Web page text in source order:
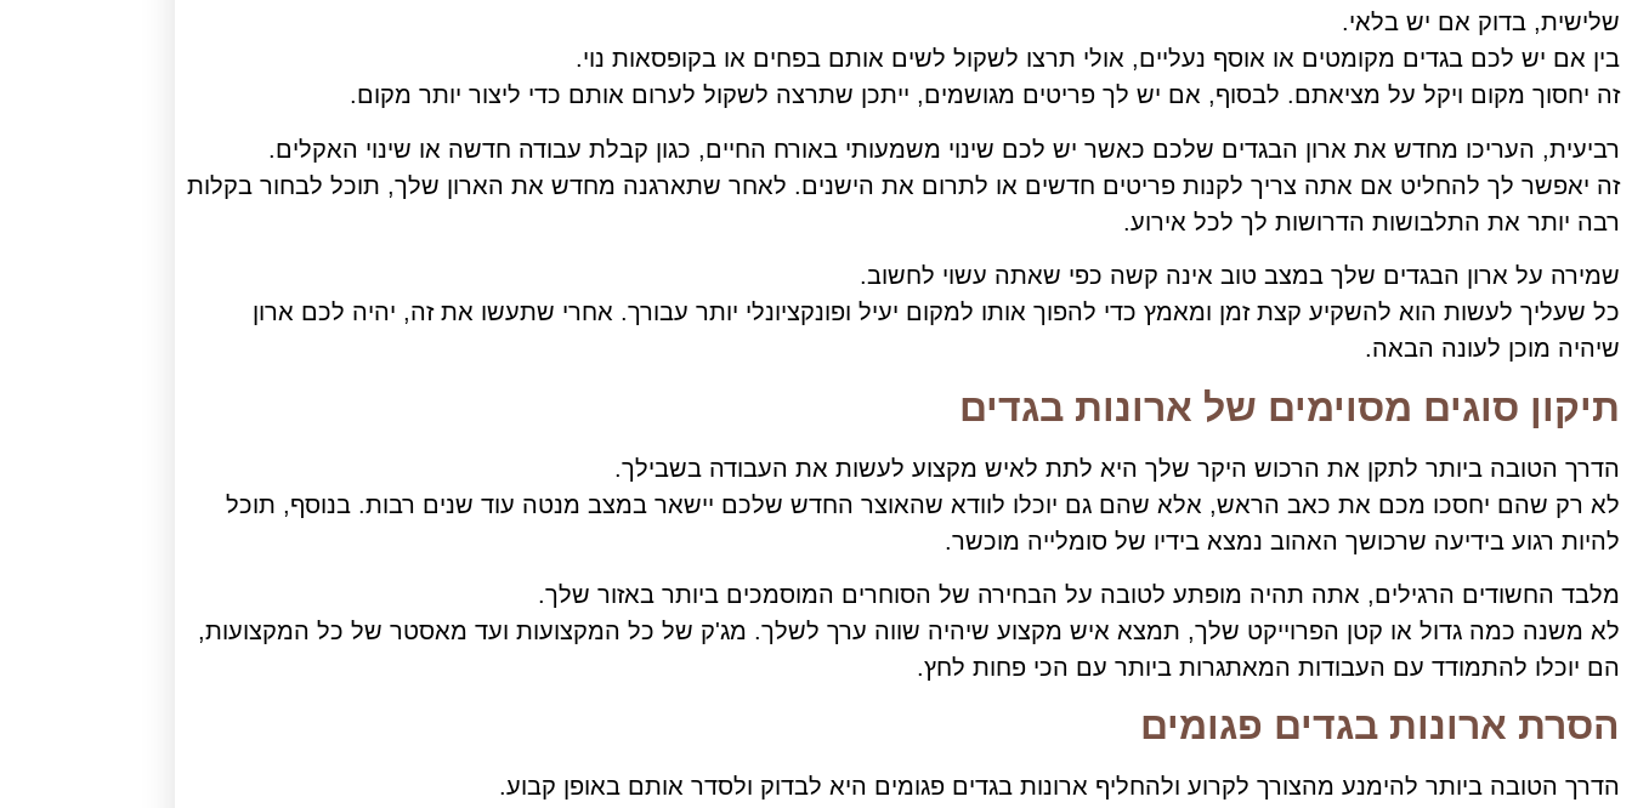
שלישית, בדוק אם יש בלאי.
בין אם יש לכם בגדים מקומטים או אוסף נעליים, אולי תרצו לשקול לשים אותם בפחים או בקופסאות נוי.
זה יחסוך מקום ויקל על מציאתם. לבסוף, אם יש לך פריטים מגושמים, ייתכן שתרצה לשקול לערום אותם כדי ליצור יותר מקום.
רביעית, העריכו מחדש את ארון הבגדים שלכם כאשר יש לכם שינוי משמעותי באורח החיים, כגון קבלת עבודה חדשה או שינוי האקלים.
זה יאפשר לך להחליט אם אתה צריך לקנות פריטים חדשים או לתרום את הישנים. לאחר שתארגנה מחדש את הארון שלך, תוכל לבחור בקלות
רבה יותר את התלבושות הדרושות לך לכל אירוע.
שמירה על ארון הבגדים שלך במצב טוב אינה קשה כפי שאתה עשוי לחשוב.
כל שעליך לעשות הוא להשקיע קצת זמן ומאמץ כדי להפוך אותו למקום יעיל ופונקציונלי יותר עבורך. אחרי שתעשו את זה, יהיה לכם ארון
שיהיה מוכן לעונה הבאה.
תיקון סוגים מסוימים של ארונות בגדים
הדרך הטובה ביותר לתקן את הרכוש היקר שלך היא לתת לאיש מקצוע לעשות את העבודה בשבילך.
לא רק שהם יחסכו מכם את כאב הראש, אלא שהם גם יוכלו לוודא שהאוצר החדש שלכם יישאר במצב מנטה עוד שנים רבות. בנוסף, תוכל
להיות רגוע בידיעה שרכושך האהוב נמצא בידיו של סומלייה מוכשר.
מלבד החשודים הרגילים, אתה תהיה מופתע לטובה על הבחירה של הסוחרים המוסמכים ביותר באזור שלך.
לא משנה כמה גדול או קטן הפרוייקט שלך, תמצא איש מקצוע שיהיה שווה ערך לשלך. מג'ק של כל המקצועות ועד מאסטר של כל המקצועות,
הם יוכלו להתמודד עם העבודות המאתגרות ביותר עם הכי פחות לחץ.
הסרת ארונות בגדים פגומים
הדרך הטובה ביותר להימנע מהצורך לקרוע ולהחליף ארונות בגדים פגומים היא לבדוק ולסדר אותם באופן קבוע.